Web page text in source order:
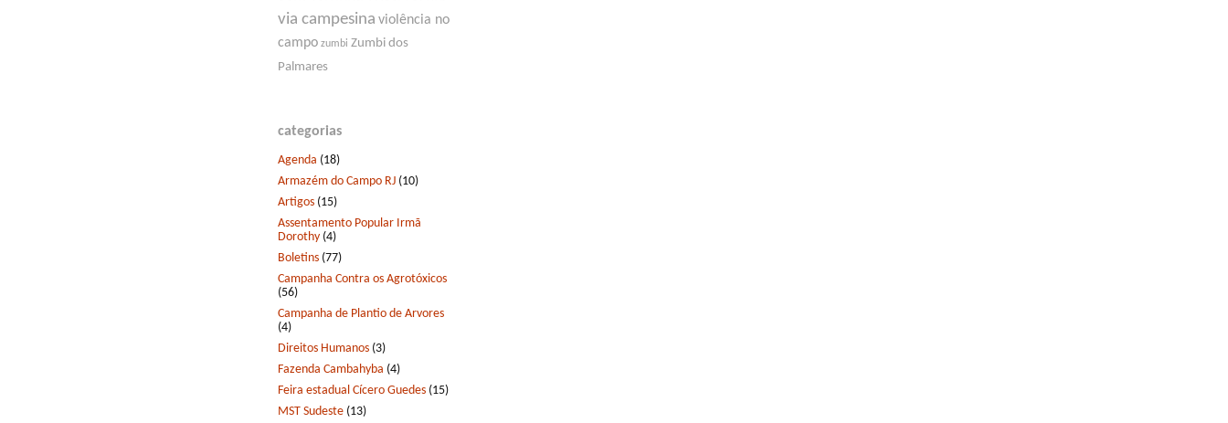
via campesina violência no
campo zumbi Zumbi dos
Palmares
categorias
Agenda (18)
Armazém do Campo RJ (10)
Artigos (15)
Assentamento Popular Irmã
Dorothy (4)
Boletins (77)
Campanha Contra os Agrotóxicos
(56)
Campanha de Plantio de Arvores
(4)
Direitos Humanos (3)
Fazenda Cambahyba (4)
Feira estadual Cícero Guedes (15)
MST Sudeste (13)